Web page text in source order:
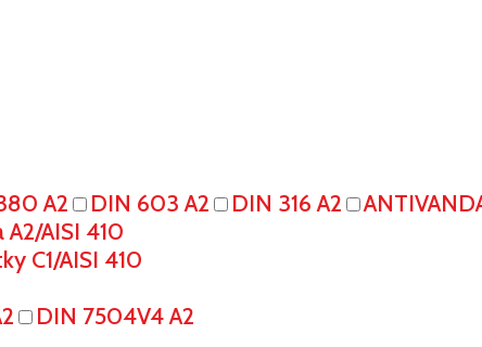
A2 DIN 603 A2 DIN 316 A2
AISI 410
C1/AISI 410
DIN 7504V4 A2